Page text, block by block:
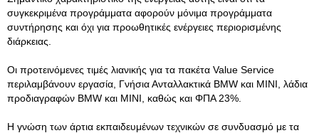
συγκεκριμένα προγράμματα αφορούν μόνιμα προγράμματα
συντήρησης και όχι για προωθητικές ενέργειες περιορισμένης
διάρκειας.
Οι προτεινόμενες τιμές λιανικής για τα πακέτα Value Service
περιλαμβάνουν εργασία, Γνήσια Ανταλλακτικά BMW και ΜΙΝΙ, λάδια
προδιαγραφών ΒMW και MINI, καθώς και ΦΠΑ 23%.
Η γνώση των άρτια εκπαιδευμένων τεχνικών σε συνδυασμό με τα